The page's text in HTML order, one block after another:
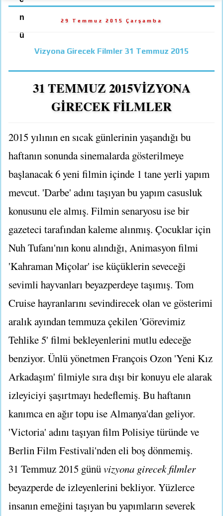
n
ü
29 Temmuz 2015 Çarşamba
Vizyona Girecek Filmler 31 Temmuz 2015
31 TEMMUZ 2015VİZYONA
GİRECEK FİLMLER
2015 yılının en sıcak günlerinin yaşandığı bu
haftanın sonunda sinemalarda gösterilmeye
başlanacak 6 yeni filmin içinde 1 tane yerli yapım
mevcut. 'Darbe' adını taşıyan bu yapım casusluk
konusunu ele almış. Filmin senaryosu ise bir
gazeteci tarafından kaleme alınmış. Çocuklar için
Nuh Tufanı'nın konu alındığı, Animasyon filmi
'Kahraman Miçolar' ise küçüklerin seveceği
sevimli hayvanları beyazperdeye taşımış. Tom
Cruise hayranlarını sevindirecek olan ve gösterimi
aralık ayından temmuza çekilen 'Görevimiz
Tehlike 5' filmi bekleyenlerini mutlu edeceğe
benziyor. Ünlü yönetmen François Ozon 'Yeni Kız
Arkadaşım' filmiyle sıra dışı bir konuyu ele alarak
izleyiciyi şaşırtmayı hedeflemiş. Bu haftanın
kanımca en ağır topu ise Almanya'dan geliyor.
'Victoria' adını taşıyan film Polisiye türünde ve
Berlin Film Festivali'nden eli boş dönmemiş.
31 Temmuz 2015 günüvizyona girecek filmler
beyazperde de izleyenlerini bekliyor. Yüzlerce
insanın emeğini taşıyan bu yapımların severek